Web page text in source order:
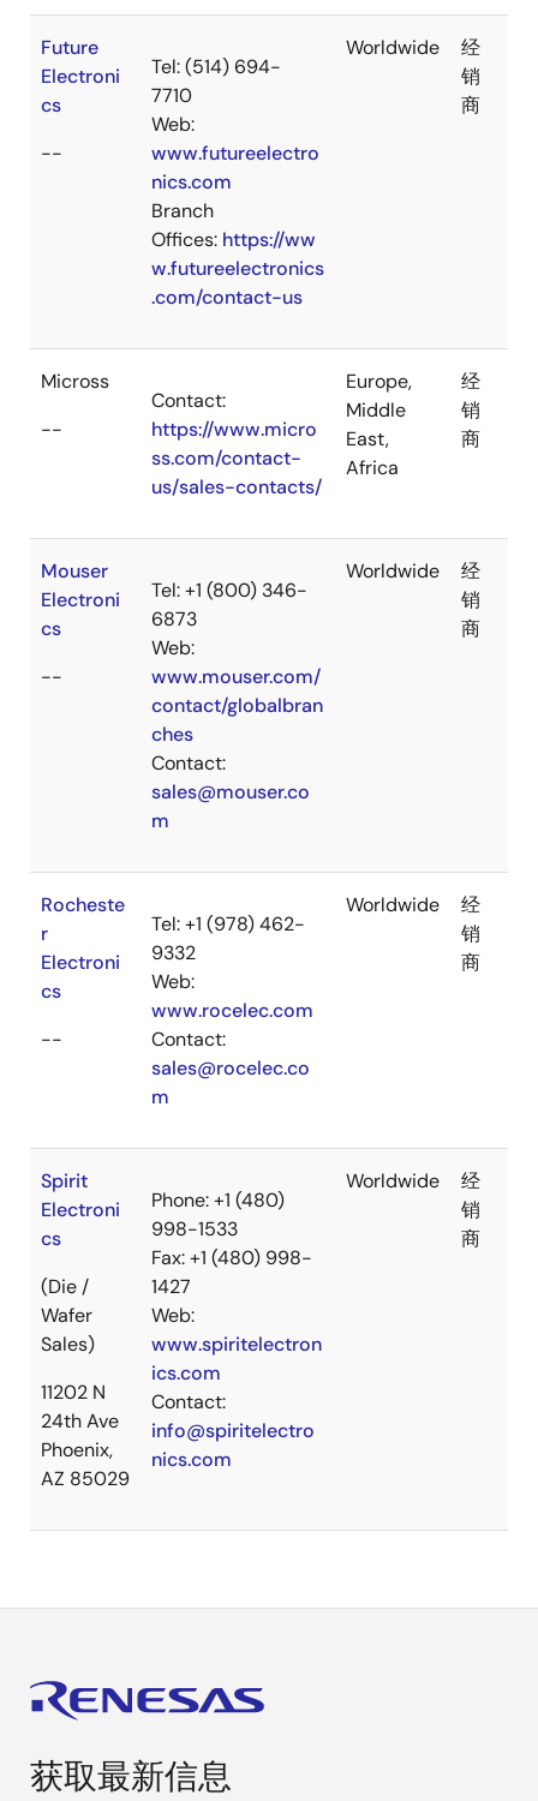
Future
Electroni
cs
--
Tel: (514) 694-
7710
Web:
www.futureelectro
nics.com
Branch
Offices: https://ww
w.futureelectronics
.com/contact-us
Worldwide
经
销
商
Micross
--
Contact:
https://www.micro
ss.com/contact-
us/sales-contacts/
Europe,
Middle
East,
Africa
经
销
商
Mouser
Electroni
cs
--
Tel: +1 (800) 346-
6873
Web:
www.mouser.com/
contact/globalbran
ches
Contact:
sales@mouser.co
m
Worldwide
经
销
商
Rocheste
r
Electroni
cs
--
Tel: +1 (978) 462-
9332
Web:
www.rocelec.com
Contact:
sales@rocelec.co
m
Worldwide
经
销
商
Spirit
Electroni
cs
(Die /
Wafer
Sales)
11202 N
24th Ave
Phoenix,
AZ 85029
Phone: +1 (480)
998-1533
Fax: +1 (480) 998-
1427
Web:
www.spiritelectron
ics.com
Contact:
info@spiritelectro
nics.com
Worldwide
经
销
商
获取最新信息